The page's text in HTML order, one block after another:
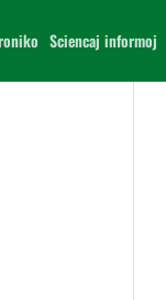
Sciencaj informoj